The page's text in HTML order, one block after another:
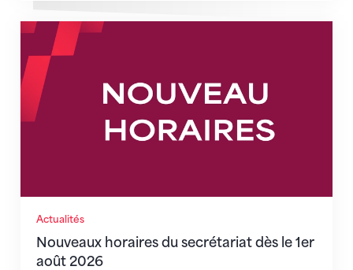
Actualités
Nouveaux horaires du secrétariat dès le 1er
août 2026
Nouveaux horaires du secrétariat dès le 1er août